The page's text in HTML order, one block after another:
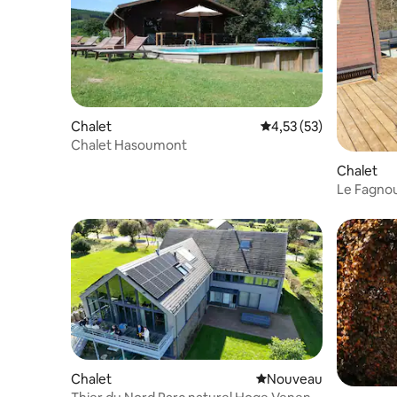
Chalet Évaluation moyenne
4,53 (53)
Chalet Hasoumont
Chalet
Le
Chalet Nouvel hébergement
Nouveau